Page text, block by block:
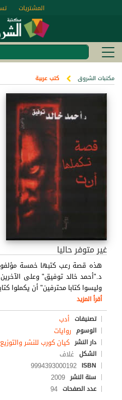
المشتريات
مكتبات الشروق كتب عربية
غير متوفر حاليا
هذه قصة رعب كتبها خمسة
د."أحمد خالد توفيق" وعلى
وليسوا كتابا محترفين" أن يكملوا
أقرأ المزيد
تصنيفات أدب
الوسوم روايات
دار النشر كيان كورب للنشر والتوزيع
الشكل غلاف
ISBN
9994393000192
سنة النشر 2009
عدد الصفحات 94